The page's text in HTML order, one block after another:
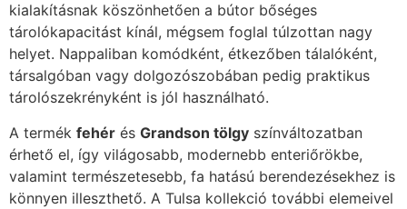
kialakításnak köszönhetően a bútor bőséges
tárolókapacitást kínál, mégsem foglal túlzottan nagy
helyet. Nappaliban komódként, étkezőben tálalóként,
társalgóban vagy dolgozószobában pedig praktikus
tárolószekrényként is jól használható.
A termék fehér és Grandson tölgy színváltozatban
érhető el, így világosabb, modernebb enteriőrökbe,
valamint természetesebb, fa hatású berendezésekhez is
könnyen illeszthető. A Tulsa kollekció további elemeivel